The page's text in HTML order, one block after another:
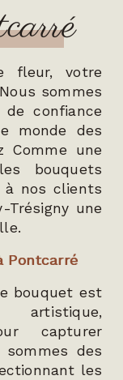
fleur, votre
sommes
confiance
monde des
Comme une
bouquets
à nos clients
Trésigny une
Pontcarré
bouquet est
capturer
des
les